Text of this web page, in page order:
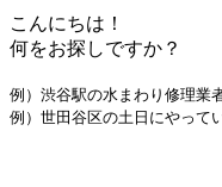
こんにちは！
何をお探しですか？
例）渋谷駅の水まわり修理業
例）世田谷区の土日にやって